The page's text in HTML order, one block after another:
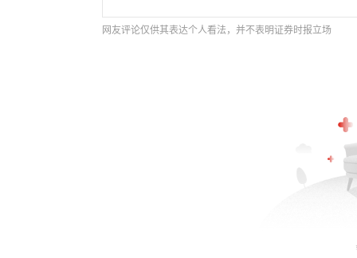
网友评论仅供其表达个人看法，并不表明证券时报立场